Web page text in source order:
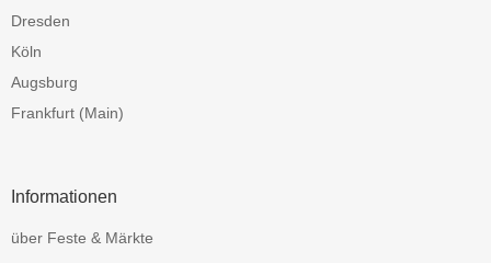
Dresden
Köln
Augsburg
Frankfurt (Main)
Informationen
über Feste & Märkte